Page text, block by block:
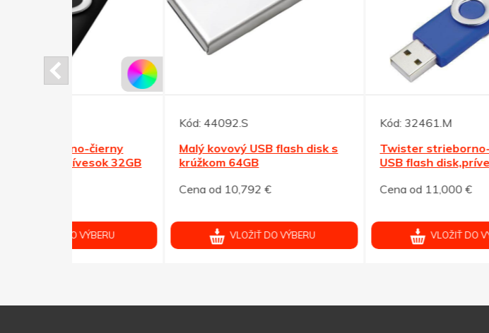
Malý kovový USB flash disk s
krúžkom 64GB
Cena od 10,792 €
VLOŽIŤ DO VÝBERU
Twister strieborno-modrý
USB flash disk,prívesok 32GB
Cena od 11,000 €
VLOŽIŤ DO VÝBERU